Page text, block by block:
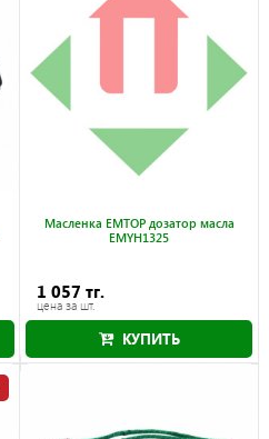
Масленка EMTOP дозатор масла
EMYH1325
1 057 тг.
цена за шт.
КУПИТЬ